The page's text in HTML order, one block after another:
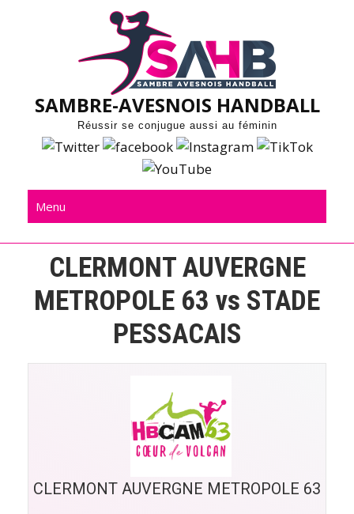
SAMBRE-AVESNOIS HANDBALL
Réussir se conjugue aussi au féminin
Menu
CLERMONT AUVERGNE
METROPOLE 63 vs STADE
PESSACAIS
CLERMONT AUVERGNE METROPOLE 63